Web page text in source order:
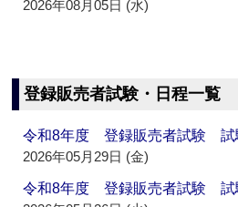
2026年08月05日 (水)
登録販売者試験・日程一覧
令和8年度 登録販売者試験 試
2026年05月29日 (金)
令和8年度 登録販売者試験 試